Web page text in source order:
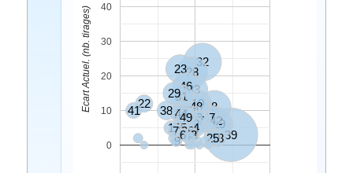
39
32
8
28
19
23
33
42
10
46
47
48
31
5
29
30
17
40
2
27
3844
49
4
18
22
25
35
41
1 3
7 24
36
43
6
9
0
10
20
30
40
Ecart Actuel. (nb. tirages)